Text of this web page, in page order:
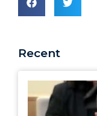
Recent